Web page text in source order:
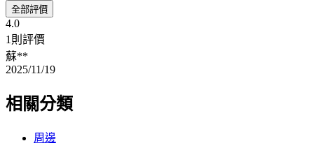
全部評價
4.0
1則評價
蘇**
2025/11/19
相關分類
周邊